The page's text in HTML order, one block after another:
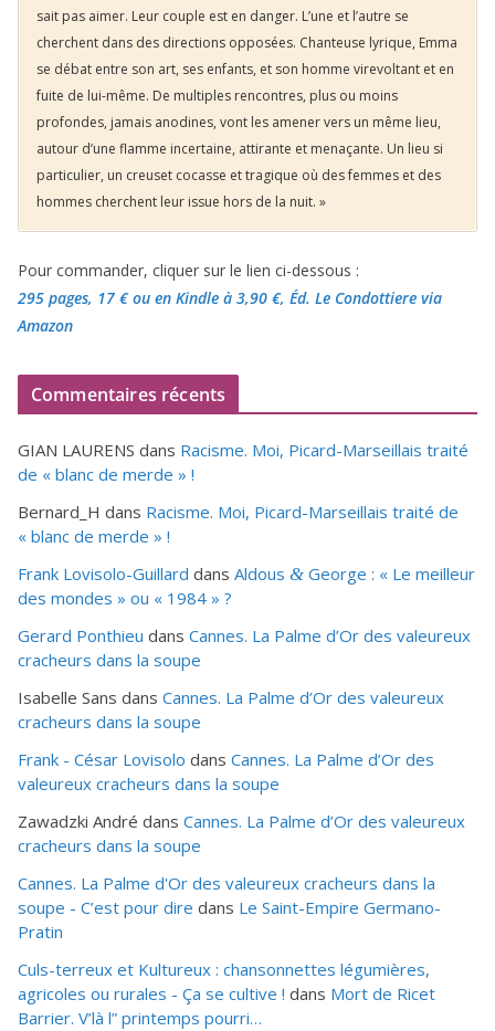
sait pas aimer. Leur couple est en danger. L’une et l’autre se
cherchent dans des directions opposées. Chanteuse lyrique, Emma
se débat entre son art, ses enfants, et son homme virevoltant et en
fuite de lui-même. De multiples rencontres, plus ou moins
profondes, jamais anodines, vont les amener vers un même lieu,
autour d’une flamme incertaine, attirante et menaçante. Un lieu si
particulier, un creuset cocasse et tragique où des femmes et des
hommes cherchent leur issue hors de la nuit. »
Pour commander, cliquer sur le lien ci-dessous :
295 pages, 17 €ou en Kindle à 3,90 €, Éd. Le Condottiere via
Amazon
Commentaires récents
GIAN LAURENS dans Racisme. Moi, Picard-Marseillais traité
de « blanc de merde » !
Bernard_H dans Racisme. Moi, Picard-Marseillais traité de
« blanc de merde » !
Frank Lovisolo-Guillard dans Aldous & George : « Le meilleur
des mondes » ou « 1984 » ?
Gerard Ponthieu dans Cannes. La Palme d’Or des valeureux
cracheurs dans la soupe
Isabelle Sans dans Cannes. La Palme d’Or des valeureux
cracheurs dans la soupe
Frank - César Lovisolo dans Cannes. La Palme d’Or des
valeureux cracheurs dans la soupe
Zawadzki André dans Cannes. La Palme d’Or des valeureux
cracheurs dans la soupe
Cannes. La Palme d'Or des valeureux cracheurs dans la
soupe - C’est pour dire dans Le Saint-Empire Germano-
Pratin
Culs-terreux et Kultureux : chansonnettes légumières,
agricoles ou rurales - Ça se cultive ! dans Mort de Ricet
Barrier. V’là l” printemps pourri…